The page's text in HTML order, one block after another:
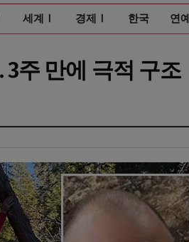
세계Ⅰ 경제Ⅰ 한국 연예
주 만에 극적 구조